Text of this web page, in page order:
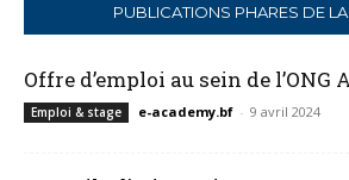
PUBLICATIONS PHARES DE
Offre d’emploi au sein de l’ONG
Emploi & stage e-academy.bf - 9 avril 2024